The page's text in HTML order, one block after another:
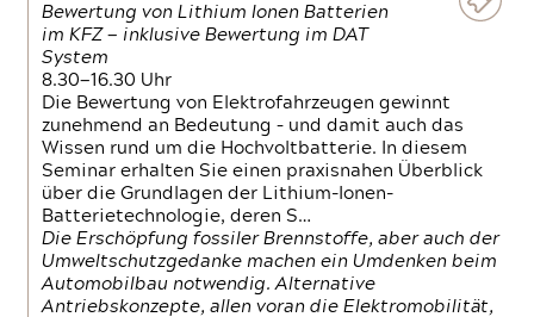
Bewertung von Lithium Ionen Batterien
im KFZ — inklusive Bewertung im DAT
System
8.30—16.30 Uhr
Die Bewertung von Elektrofahrzeugen gewinnt
zunehmend an Bedeutung – und damit auch das
Wissen rund um die Hochvoltbatterie. In diesem
Seminar erhalten Sie einen praxisnahen Überblick
über die Grundlagen der Lithium-Ionen-
Batterietechnologie, deren S…
Die Erschöpfung fossiler Brennstoffe, aber auch der
Umweltschutzgedanke machen ein Umdenken beim
Automobilbau notwendig. Alternative
Antriebskonzepte, allen voran die Elektromobilität,